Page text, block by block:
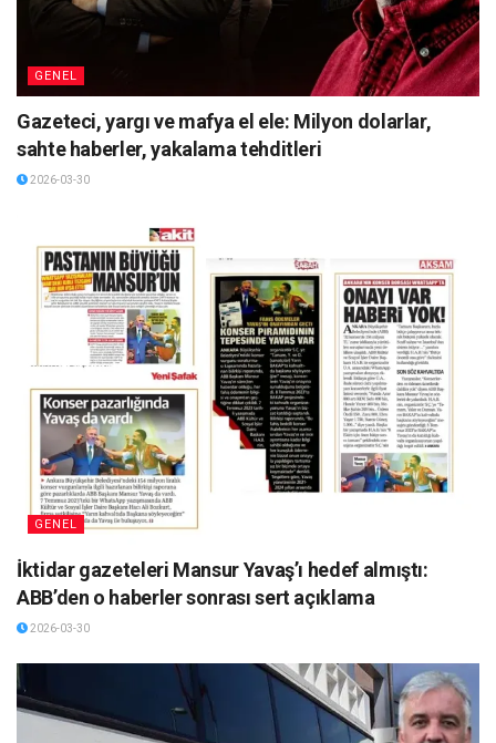
GENEL
Gazeteci, yargı ve mafya el ele: Milyon dolarlar,
sahte haberler, yakalama tehditleri
2026-03-30
GENEL
İktidar gazeteleri Mansur Yavaş’ı hedef almıştı:
ABB’den o haberler sonrası sert açıklama
2026-03-30